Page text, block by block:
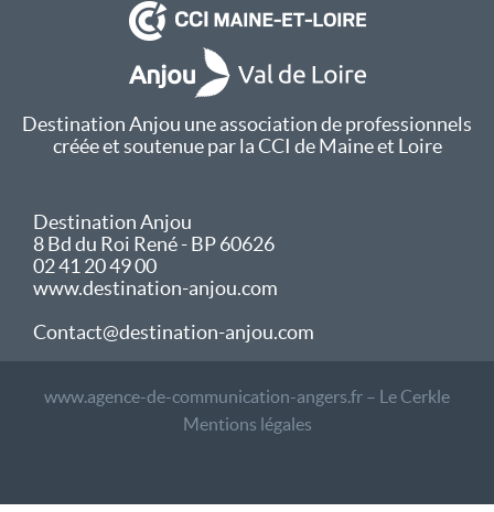
Destination Anjou une association de professionnels
créée et soutenue par la CCI de Maine et Loire
Destination Anjou
8 Bd du Roi René - BP 60626
02 41 20 49 00
www.destination-anjou.com
Contact@destination-anjou.com
www.agence-de-communication-angers.fr – Le Cerkle
Mentions légales